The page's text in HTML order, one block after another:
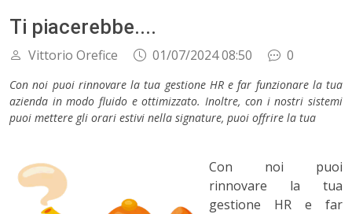
Ti piacerebbe....
Vittorio Orefice 01/07/2024 08:50 0
Con noi puoi rinnovare la tua gestione HR e far funzionare la tua
azienda in modo fluido e ottimizzato. Inoltre, con i nostri sistemi
puoi mettere gli orari estivi nella signature, puoi offrire la tua
Con noi puoi
rinnovare la tua
gestione HR e far